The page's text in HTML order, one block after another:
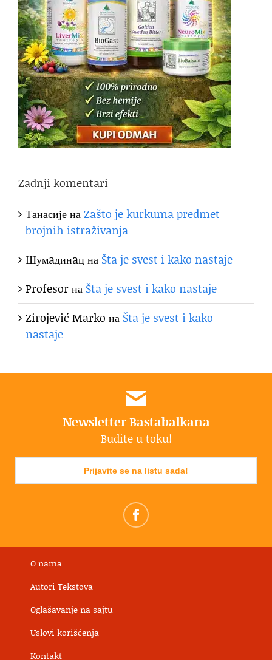
Zadnji komentari
ТанасијенаZašto je kurkuma predmet
brojnih istraživanja
Шумaдинaцна Šta je svest i kako nastaje
Profesorна Šta je svest i kako nastaje
Zirojević Marko на Šta je svest i kako
nastaje
Newsletter Bastabalkana
Budite u toku!
Prijavite se na listu sada!
O nama
Autori Tekstova
Oglašavanje na sajtu
Uslovi korišćenja
Kontakt